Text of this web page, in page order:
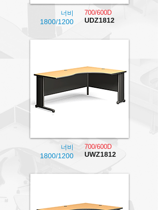
너비
1800/1200
700/600D
UDZ1812
너비
1800/1200
700/600D
UWZ1812